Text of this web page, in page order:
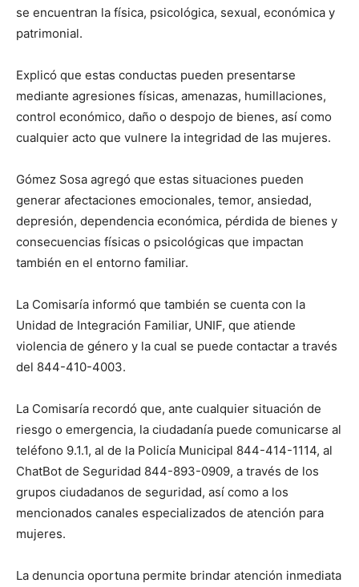
se encuentran la física, psicológica, sexual, económica y
patrimonial.
Explicó que estas conductas pueden presentarse
mediante agresiones físicas, amenazas, humillaciones,
control económico, daño o despojo de bienes, así como
cualquier acto que vulnere la integridad de las mujeres.
Gómez Sosa agregó que estas situaciones pueden
generar afectaciones emocionales, temor, ansiedad,
depresión, dependencia económica, pérdida de bienes y
consecuencias físicas o psicológicas que impactan
también en el entorno familiar.
La Comisaría informó que también se cuenta con la
Unidad de Integración Familiar, UNIF, que atiende
violencia de género y la cual se puede contactar a través
del 844-410-4003.
La Comisaría recordó que, ante cualquier situación de
riesgo o emergencia, la ciudadanía puede comunicarse al
teléfono 9.1.1, al de la Policía Municipal 844-414-1114, al
ChatBot de Seguridad 844-893-0909, a través de los
grupos ciudadanos de seguridad, así como a los
mencionados canales especializados de atención para
mujeres.
La denuncia oportuna permite brindar atención inmediata